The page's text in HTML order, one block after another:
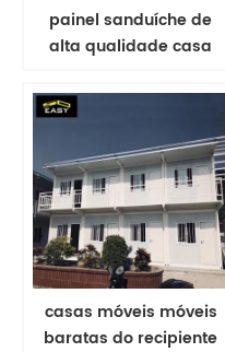
painel sanduíche de
alta qualidade casa
casa viva do recipiente
casas móveis móveis
baratas do recipiente